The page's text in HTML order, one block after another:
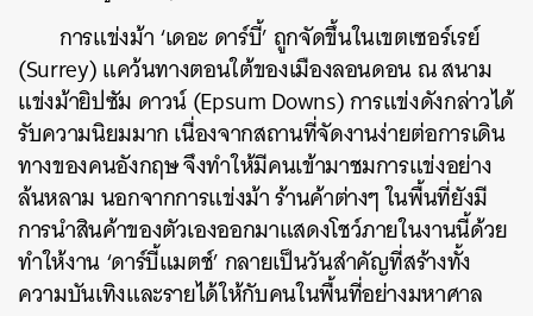
การแข่งม้า ‘เดอะ ดาร์บี้’ ถูกจัดขึ้นในเขตเซอร์เรย์
(Surrey) แคว้นทางตอนใต้ของเมืองลอนดอน ณ สนาม
แข่งม้ายิปซัม ดาวน์ (Epsum Downs) การแข่งดังกล่าวได้
รับความนิยมมาก เนื่องจากสถานที่จัดงานง่ายต่อการเดิน
ทางของคนอังกฤษ จึงทำให้มีคนเข้ามาชมการแข่งอย่าง
ล้นหลาม นอกจากการแข่งม้า ร้านค้าต่างๆ ในพื้นที่ยังมี
การนำสินค้าของตัวเองออกมาแสดงโชว์ภายในงานนี้ด้วย
ทำให้งาน ‘ดาร์บี้แมตช์’ กลายเป็นวันสำคัญที่สร้างทั้ง
ความบันเทิงและรายได้ให้กับคนในพื้นที่อย่างมหาศาล